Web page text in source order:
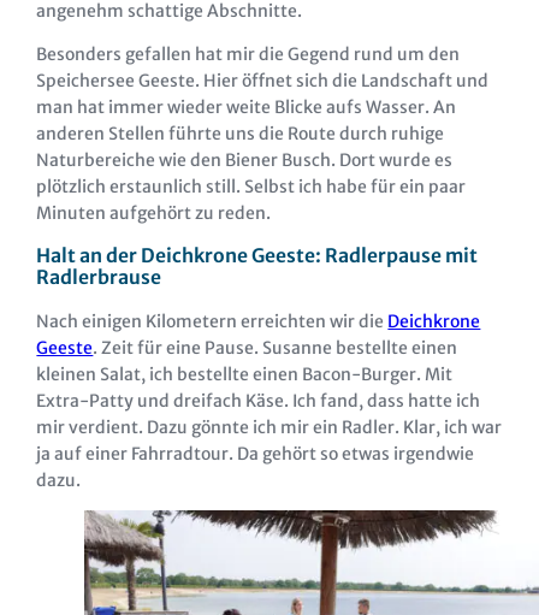
angenehm schattige Abschnitte.
Besonders gefallen hat mir die Gegend rund um den
Speichersee Geeste. Hier öffnet sich die Landschaft und
man hat immer wieder weite Blicke aufs Wasser. An
anderen Stellen führte uns die Route durch ruhige
Naturbereiche wie den Biener Busch. Dort wurde es
plötzlich erstaunlich still. Selbst ich habe für ein paar
Minuten aufgehört zu reden.
Halt an der Deichkrone Geeste: Radlerpause mit
Radlerbrause
Nach einigen Kilometern erreichten wir die Deichkrone
Geeste. Zeit für eine Pause. Susanne bestellte einen
kleinen Salat, ich bestellte einen Bacon-Burger. Mit
Extra-Patty und dreifach Käse. Ich fand, dass hatte ich
mir verdient. Dazu gönnte ich mir ein Radler. Klar, ich war
ja auf einer Fahrradtour. Da gehört so etwas irgendwie
dazu.